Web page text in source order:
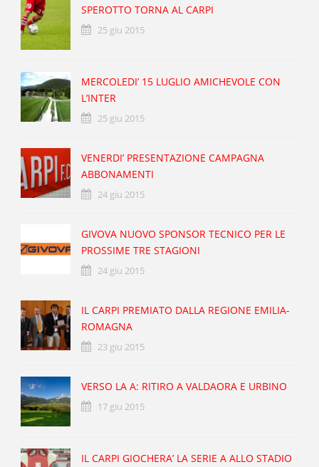
SPEROTTO TORNA AL CARPI
25 giu 2015
MERCOLEDI’ 15 LUGLIO AMICHEVOLE CON
L’INTER
25 giu 2015
VENERDI’ PRESENTAZIONE CAMPAGNA
ABBONAMENTI
24 giu 2015
GIVOVA NUOVO SPONSOR TECNICO PER LE
PROSSIME TRE STAGIONI
24 giu 2015
IL CARPI PREMIATO DALLA REGIONE EMILIA-
ROMAGNA
23 giu 2015
VERSO LA A: RITIRO A VALDAORA E URBINO
17 giu 2015
IL CARPI GIOCHERA’ LA SERIE A ALLO STADIO